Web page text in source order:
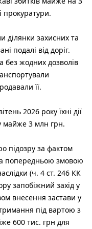
прокуратури.
ділянки захисних та
подалі від доріг.
без жодних дозволів
її.
2026 року їхні дії
майже 3 млн грн.
підозру за фактом
попередньою змовою
(ч. 4 ст. 246 КК
запобіжний захід у
внесення застави у
під вартою з
600 тис. грн для